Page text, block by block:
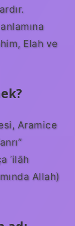
Elah ve
Aramice
ʾilāh
Allah)